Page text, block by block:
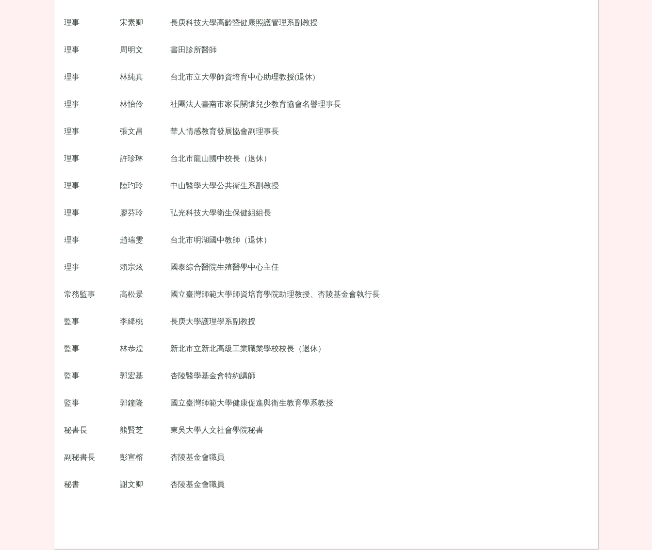
理事 宋素卿 長庚科技大學高齡暨健康照護管理系副教授
理事 周明文 書田診所醫師
理事 林純真 台北市立大學師資培育中心助理教授(退休)
理事 林怡伶 社團法人臺南市家長關懷兒少教育協會名譽理事長
理事 張文昌 華人情感教育發展協會副理事長
理事 許珍琳 台北市龍山國中校長（退休）
理事 陸玓玲 中山醫學大學公共衛生系副教授
理事 廖芬玲 弘光科技大學衛生保健組組長
理事 趙瑞雯 台北市明湖國中教師（退休）
理事 賴宗炫 國泰綜合醫院生殖醫學中心主任
常務監事 高松景 國立臺灣師範大學師資培育學院助理教授、杏陵基金會執行長
監事 李絳桃 長庚大學護理學系副教授
監事 林恭煌 新北市立新北高級工業職業學校校長（退休）
監事 郭宏基 杏陵醫學基金會特約講師
監事 郭鐘隆 國立臺灣師範大學健康促進與衛生教育學系教授
秘書長 熊賢芝 東吳大學人文社會學院秘書
副秘書長 彭宣榕 杏陵基金會職員
秘書 謝文卿 杏陵基金會職員